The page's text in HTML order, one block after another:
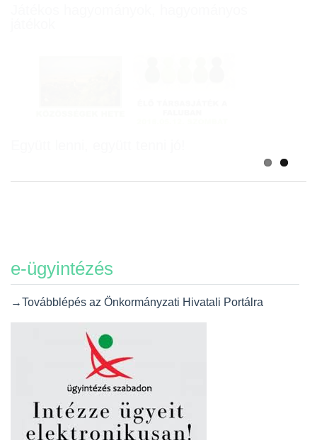
e-ügyintézés
→Továbblépés az Önkormányzati Hivatali Portálra